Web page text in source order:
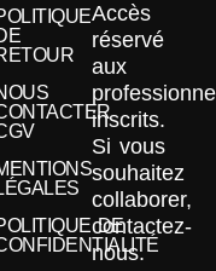
DE
Accès
réservé
aux
inscrits.
Si vous
souhaitez
collaborer,
contactez-
nous.